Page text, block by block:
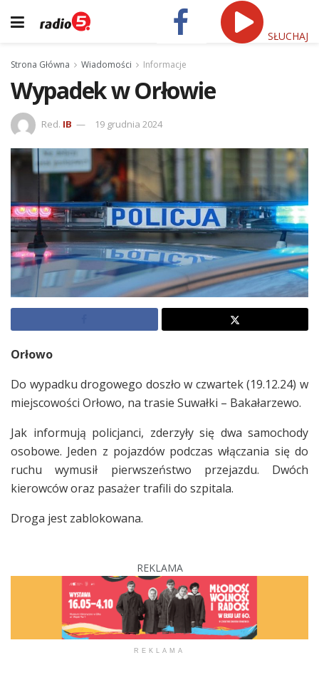
SŁUCHAJ
Strona Główna Wiadomości Informacje
Wypadek w Orłowie
Red. IB 19 grudnia 2024
Orłowo
Do wypadku drogowego doszło w czwartek (19.12.24) w
miejscowości Orłowo, na trasie Suwałki – Bakałarzewo.
Jak informują policjanci, zderzyły się dwa samochody
osobowe. Jeden z pojazdów podczas włączania się do
ruchu wymusił pierwszeństwo przejazdu. Dwóch
kierowców oraz pasażer trafili do szpitala.
Droga jest zablokowana.
REKLAMA
REKLAMA